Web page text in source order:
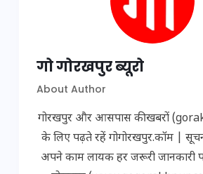
गो गोरखपुर ब्यूरो
About Author
गोरखपुर और आसपास की खबरों
के लिए पढ़ते रहें गोगोरखपुर.कॉम |
अपने काम लायक हर जरूरी जानकारी